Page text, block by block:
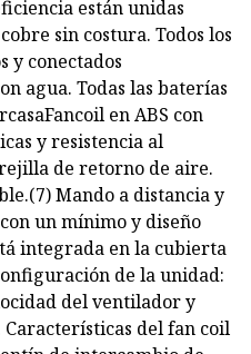
están unidas
sin costura. Todos los
y conectados
agua. Todas las baterías
en ABS con
y resistencia al
de retorno de aire.
Mando a distancia y
un mínimo y diseño
integrada en la cubierta
de la unidad:
del ventilador y
del fan coil